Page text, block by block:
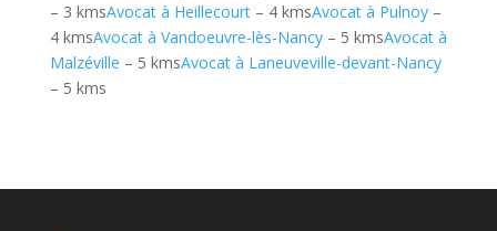
– 3 kmsAvocat à Heillecourt– 4 kmsAvocat à Pulnoy–
4 kmsAvocat à Vandoeuvre-lès-Nancy– 5 kmsAvocat à
Malzéville – 5 kmsAvocat à Laneuveville-devant-Nancy
– 5 kms